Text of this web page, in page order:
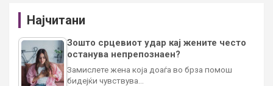
Најчитани
Зошто срцевиот удар кај жените често
останува непрепознаен?
Замислете жена која доаѓа во брза помош
бидејќи чувствува…